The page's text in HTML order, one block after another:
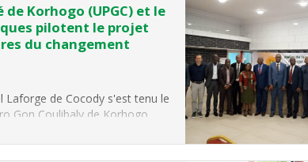
Korhogo (UPGC) et le
pilotent le projet
du changement
Laforge de Cocody s'est tenu le
Gon Coulibaly de Korhogo
en Côte d’Ivoire (CSRS)
piloter…